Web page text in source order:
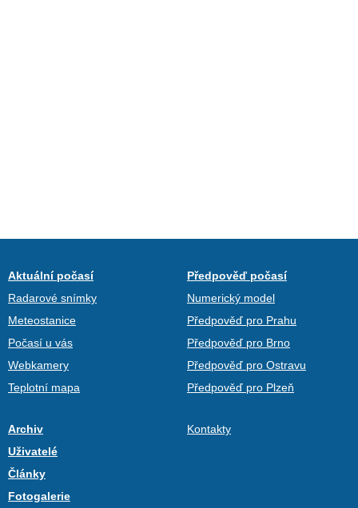
Aktuální počasí
Radarové snímky
Meteostanice
Počasí u vás
Webkamery
Teplotní mapa
Předpověď počasí
Numerický model
Předpověď pro Prahu
Předpověď pro Brno
Předpověď pro Ostravu
Předpověď pro Plzeň
Archiv
Uživatelé
Články
Fotogalerie
Kontakty